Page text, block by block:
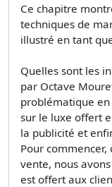
Ce chapitre
techniques de
illustré en tant
Quelles sont les
par Octave
problématique
sur le luxe offert
la publicité et
Pour
vente, nous avons
est offert aux